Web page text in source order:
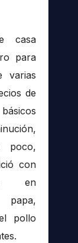
casa
para
varias
de
poco,
con
en
pollo